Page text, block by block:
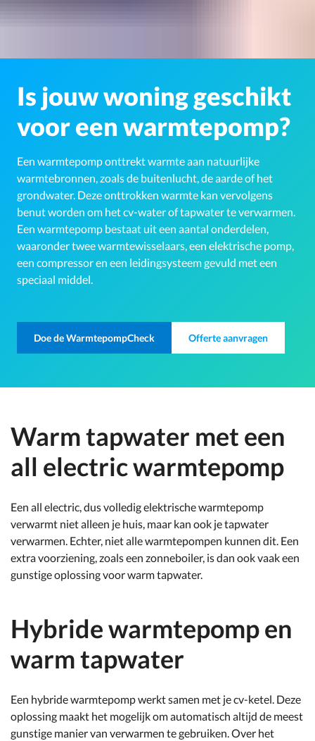
Is jouw woning geschikt
voor een warmtepomp?
Een warmtepomp onttrekt warmte aan natuurlijke
warmtebronnen, zoals de buitenlucht, de aarde of het
grondwater. Deze onttrokken warmte kan vervolgens
benut worden om het cv-water of tapwater te verwarmen.
Een warmtepomp bestaat uit een aantal onderdelen,
waaronder twee warmtewisselaars, een elektrische pomp,
een compressor en een leidingsysteem gevuld met een
speciaal middel.
Doe de WarmtepompCheck Offerte aanvragen
Warm tapwater met een
all electric warmtepomp
Een all electric, dus volledig elektrische warmtepomp
verwarmt niet alleen je huis, maar kan ook je tapwater
verwarmen. Echter, niet alle warmtepompen kunnen dit. Een
extra voorziening, zoals een zonneboiler, is dan ook vaak een
gunstige oplossing voor warm tapwater.
Hybride warmtepomp en
warm tapwater
Een hybride warmtepomp werkt samen met je cv-ketel. Deze
oplossing maakt het mogelijk om automatisch altijd de meest
gunstige manier van verwarmen te gebruiken. Over het